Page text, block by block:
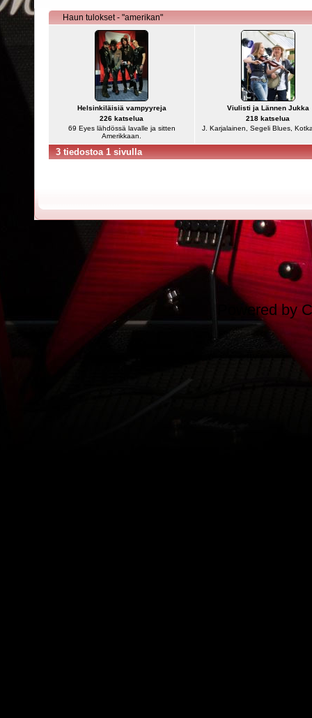
Haun tulokset - "amerikan"
Helsinkiläisiä vampyyreja
226 katselua
69 Eyes lähdössä lavalle ja sitten
Amerikkaan.
Viulisti ja Lännen Jukka
218 katselua
J. Karjalainen, Segeli Blues,
3 tiedostoa 1 sivulla
Powered by